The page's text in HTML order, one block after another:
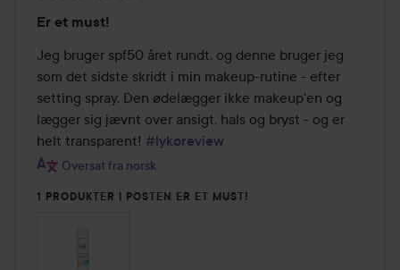
5
ud
af
5
Er et must!
Jeg bruger spf50 året rundt, og denne bruger jeg
som det sidste skridt i min makeup-rutine - efter
setting spray. Den ødelægger ikke makeup'en og
lægger sig jævnt over ansigt, hals og bryst - og er
helt transparent! #lykoreview
Oversat fra norsk
1 PRODUKTER I POSTEN ER ET MUST!